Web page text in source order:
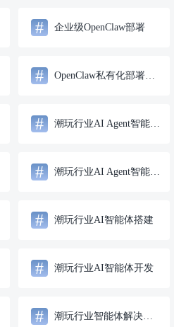
# 企业级OpenClaw部署
# OpenClaw私有化部署方案
# 潮玩行业AI Agent智能体解决方案
# 潮玩行业AI Agent智能体开发
# 潮玩行业AI智能体搭建
# 潮玩行业AI智能体开发
# 潮玩行业智能体解决方案